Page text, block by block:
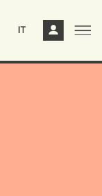
IT